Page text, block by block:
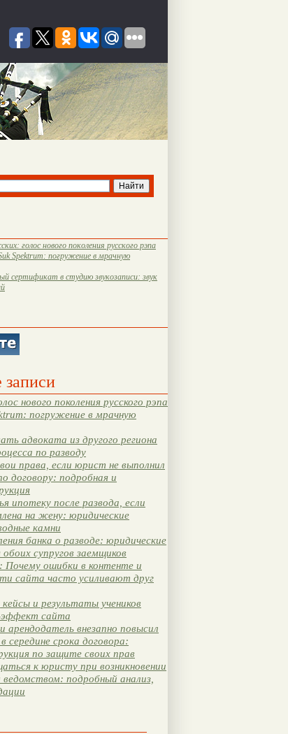
голос нового поколения русского рэпа
Spektrum: погружение в мрачную
сертификат в студию звукозаписи: звук
нового поколения русского рэпа
погружение в мрачную
адвоката из другого региона
по разводу
права, если юрист не выполнил
договору: подробная и
ипотеку после развода, если
на жену: юридические
камни
банка о разводе: юридические
супругов заемщиков
ошибки в контенте и
сайта часто усиливают друг
и результаты учеников
эффект сайта
арендодатель внезапно повысил
середине срока договора:
по защите своих прав
к юристу при возникновении
подробный анализ,